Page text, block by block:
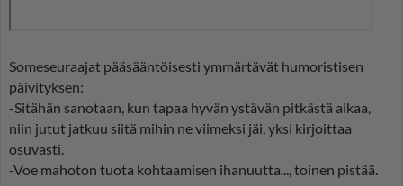
Someseuraajat pääsääntöisesti ymmärtävät humoristisen
päivityksen:
-Sitähän sanotaan, kun tapaa hyvän ystävän pitkästä aikaa,
niin jutut jatkuu siitä mihin ne viimeksi jäi, yksi kirjoittaa
osuvasti.
-Voe mahoton tuota kohtaamisen ihanuutta..., toinen pistää.